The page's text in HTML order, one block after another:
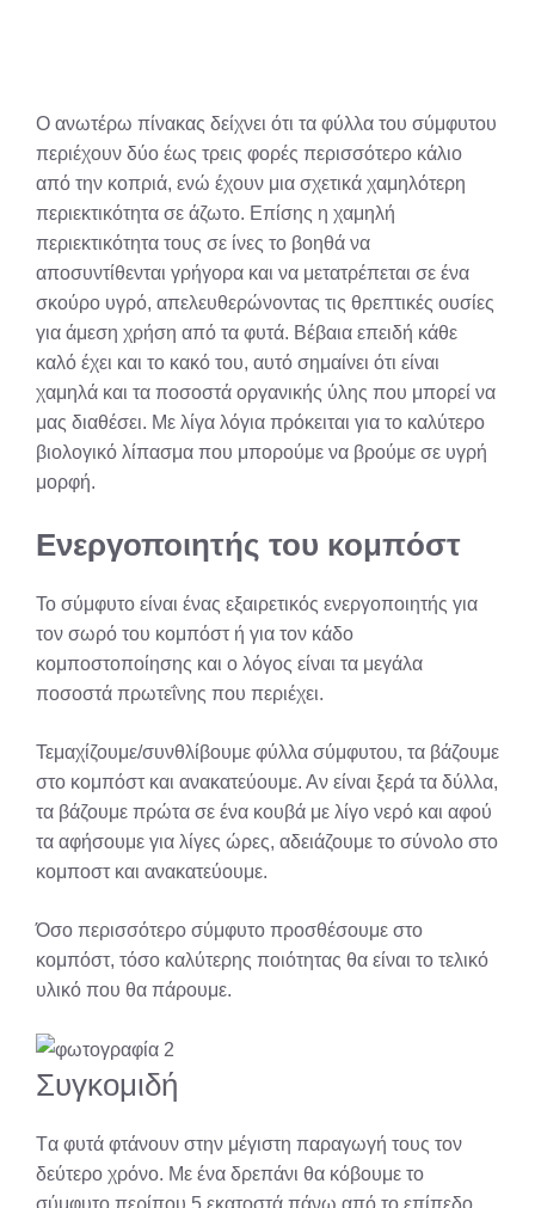
Ο ανωτέρω πίνακας δείχνει ότι τα φύλλα του σύμφυτου
περιέχουν δύο έως τρεις φορές περισσότερο κάλιο
από την κοπριά, ενώ έχουν μια σχετικά χαμηλότερη
περιεκτικότητα σε άζωτο. Επίσης η χαμηλή
περιεκτικότητα τους σε ίνες το βοηθά να
αποσυντίθενται γρήγορα και να μετατρέπεται σε ένα
σκούρο υγρό, απελευθερώνοντας τις θρεπτικές ουσίες
για άμεση χρήση από τα φυτά. Βέβαια επειδή κάθε
καλό έχει και το κακό του, αυτό σημαίνει ότι είναι
χαμηλά και τα ποσοστά οργανικής ύλης που μπορεί να
μας διαθέσει. Με λίγα λόγια πρόκειται για το καλύτερο
βιολογικό λίπασμα που μπορούμε να βρούμε σε υγρή
μορφή.
Ενεργοποιητής του κομπόστ
Το σύμφυτο είναι ένας εξαιρετικός ενεργοποιητής για
τον σωρό του κομπόστ ή για τον κάδο
κομποστοποίησης και ο λόγος είναι τα μεγάλα
ποσοστά πρωτεΐνης που περιέχει.
Τεμαχίζουμε/συνθλίβουμε φύλλα σύμφυτου, τα βάζουμε
στο κομπόστ και ανακατεύουμε. Αν είναι ξερά τα δύλλα,
τα βάζουμε πρώτα σε ένα κουβά με λίγο νερό και αφού
τα αφήσουμε για λίγες ώρες, αδειάζουμε το σύνολο στο
κομποστ και ανακατεύουμε.
Όσο περισσότερο σύμφυτο προσθέσουμε στο
κομπόστ, τόσο καλύτερης ποιότητας θα είναι το τελικό
υλικό που θα πάρουμε.
Συγκομιδή
Tα φυτά φτάνουν στην μέγιστη παραγωγή τους τον
δεύτερο χρόνο. Με ένα δρεπάνι θα κόβουμε το
σύμφυτο περίπου 5 εκατοστά πάνω από το επίπεδο